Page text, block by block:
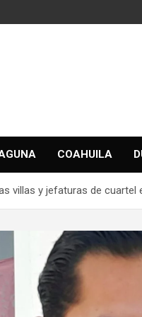
COAHUILA
villas y jefaturas de cuartel